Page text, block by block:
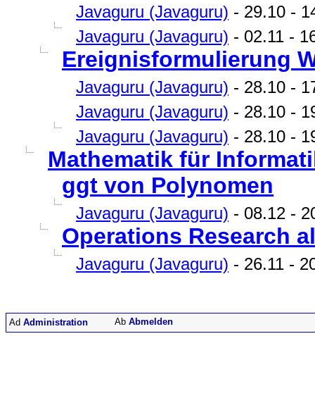
Javaguru (Javaguru) - 29.10 -
Javaguru (Javaguru) - 02.11 -
Ereignisformulierung
Javaguru (Javaguru) - 28.10 -
Javaguru (Javaguru) - 28.10 -
Javaguru (Javaguru) - 28.10 -
Mathematik für
ggt von Polynomen
Javaguru (Javaguru) - 08.12 -
Operations Research
Javaguru (Javaguru) - 26.11 -
Administration Abmelden